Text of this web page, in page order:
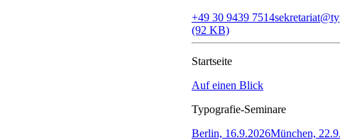
+49 30 9439 7514
(92 KB)
Startseite
Auf einen Blick
Typografie-Seminare
Berlin, 16.9.2026München,